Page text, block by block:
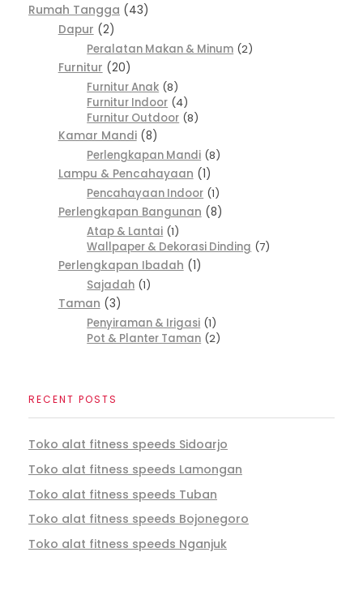
Rumah Tangga 43
Dapur
2
Peralatan Makan & Minum 2
Furnitur
20
Furnitur Anak 8
Furnitur Indoor 4
Furnitur Outdoor 8
Kamar Mandi 8
Perlengkapan Mandi 8
Lampu & Pencahayaan
1
Pencahayaan Indoor 1
Perlengkapan Bangunan
8
Atap & Lantai 1
Wallpaper & Dekorasi Dinding 7
Perlengkapan Ibadah
1
Sajadah 1
Taman
3
Penyiraman & Irigasi 1
Pot & Planter Taman 2
RECENT POSTS
Toko alat fitness speeds Sidoarjo
Toko alat fitness speeds Lamongan
Toko alat fitness speeds Tuban
Toko alat fitness speeds Bojonegoro
Toko alat fitness speeds Nganjuk